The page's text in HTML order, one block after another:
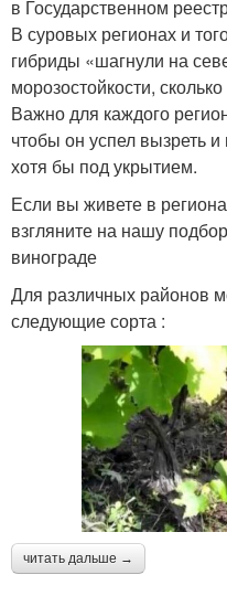
в Государственном
В суровых регионах и
гибриды «шагнули на
морозостойкости,
Важно для каждого
чтобы он успел вызреть
хотя бы под укрытием.
Если вы живете в
взгляните на нашу
винограде
Для различных районов
следующие сорта :
читать дальше →